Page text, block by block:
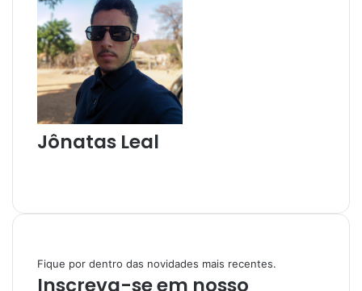
Jônatas Leal
s
e
s
g
r
Fique por dentro das novidades mais recentes.
Inscreva-se em nosso